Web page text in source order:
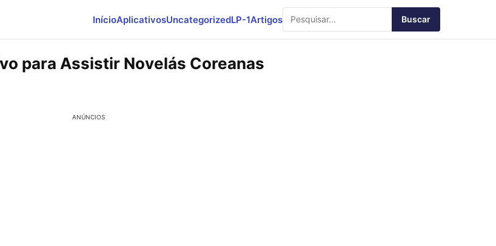
InícioAplicativosUncategorizedLP-1Artigos Buscar
para Assistir Novelás Coreanas
ANÚNCIOS